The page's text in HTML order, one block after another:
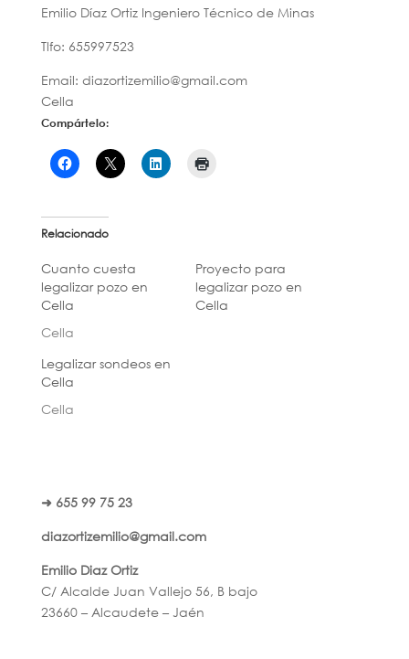
Emilio Díaz Ortiz Ingeniero Técnico de Minas
Tlfo: 655997523
Email: diazortizemilio@gmail.com
Cella
Compártelo:
Relacionado
Cuanto cuesta
legalizar pozo en
Cella
Cella
Proyecto para
legalizar pozo en
Cella
Legalizar sondeos en
Cella
Cella
➜ 655 99 75 23
diazortizemilio@gmail.com
Emilio Diaz Ortiz
C/ Alcalde Juan Vallejo 56, B bajo
23660 – Alcaudete – Jaén